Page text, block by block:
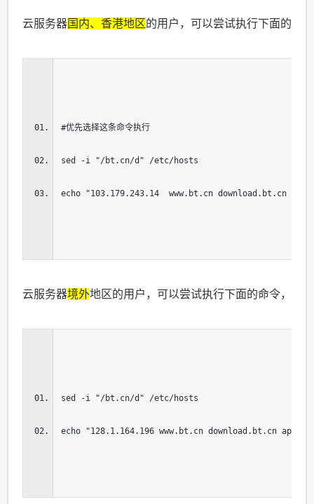
云服务器国内、香港地区的用户，可以尝试执行下面的命
#优先选择这条命令执行
sed -i "/bt.cn/d" /etc/hosts
echo "103.179.243.14  www.bt.cn download.bt.cn
云服务器境外地区的用户，可以尝试执行下面的命令，指
sed -i "/bt.cn/d" /etc/hosts
echo "128.1.164.196 www.bt.cn download.bt.cn